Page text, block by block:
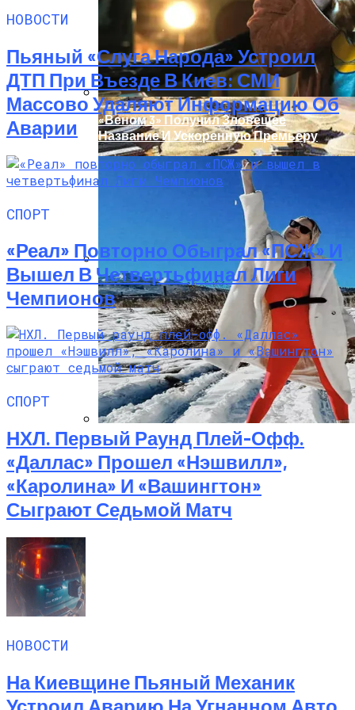
В Египте Госпитализировали 5-
Летнюю Украинку С Признаками
Изнасилования: Мать Отрицает
Насилие
«Веном 3» Получил Зловещее
Название И Ускоренную Премьеру
Семейное Наследие: Кейт Хадсон
Хранит Свои Наряды Для Дочери Рани
НОВОСТИ
Пьяный «слуга Народа» Устроил
ДТП При Въезде В Киев: СМИ
Массово Удаляют Информацию Об
Аварии
СПОРТ
«Реал» Повторно Обыграл «ПСЖ» И
Вышел В Четвертьфинал Лиги
Чемпионов
СПОРТ
НХЛ. Первый Раунд Плей-Офф.
«Даллас» Прошел «Нэшвилл»,
«Каролина» И «Вашингтон»
Сыграют Седьмой Матч
НОВОСТИ
На Киевщине Пьяный Механик
Устроил Аварию На Угнанном Авто